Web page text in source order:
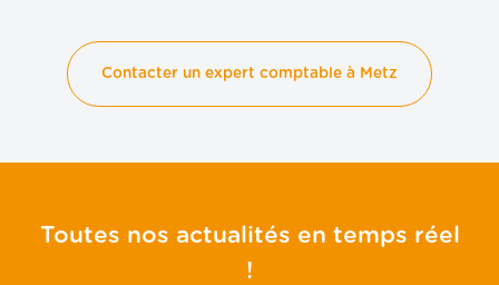
Contacter un expert comptable à Metz
Toutes nos actualités en temps réel
!